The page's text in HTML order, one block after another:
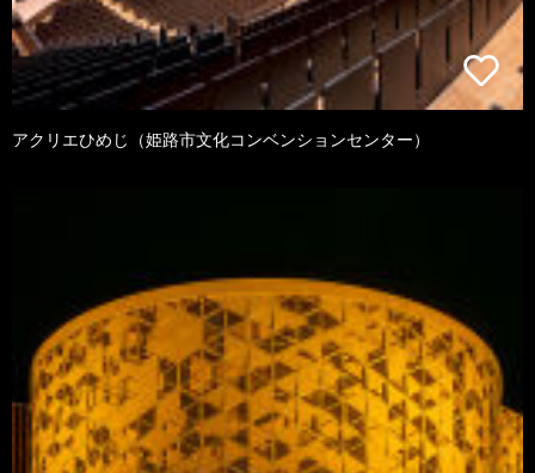
アクリエひめじ（姫路市文化コンベンションセンター）